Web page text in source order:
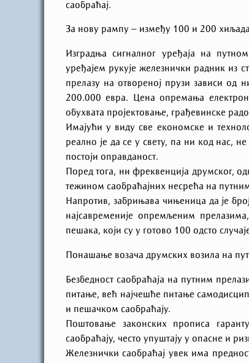
саобраћај.
За нову рампу – између 100 и 200
Изградња сигналног уређаја на
уређајем рукује железнички радник из
прелазу на отвореној прузи зависи
200.000 евра. Цена опремања
обухвата пројектовање, грађевинске
Имајући у виду све економске и
реално је да се у свету, па ни код нас,
постоји оправданост.
Поред тога, ни фреквенција друмског,
тежином саобраћајних несрећа на
Напротив, забрињава чињеница да је
најсавременије опремљеним
пешака, који су у готово 100 одсто
Понашање возача друмских возила на
Безбедност саобраћаја на путним
питање, већ најчешће питање
и пешачком саобраћају.
Поштовање законских прописа
саобраћају, често упуштају у опасне и
Железнички саобраћај увек има